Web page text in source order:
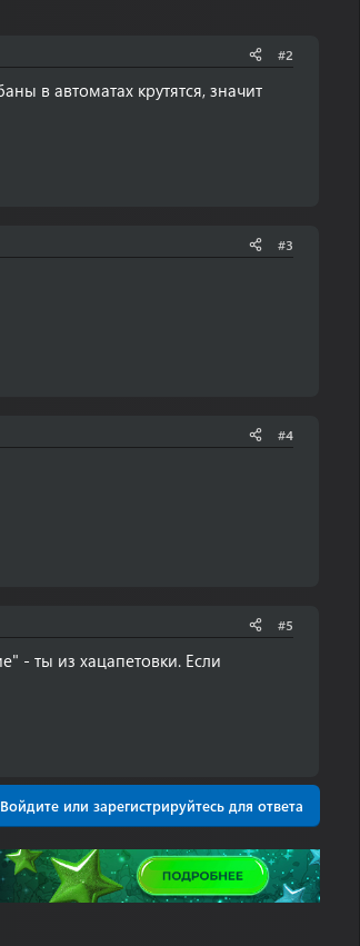
#2
в автоматах крутятся, значит
#3
#4
#5
- ты из хацапетовки. Если
Войдите или зарегистрируйтесь для ответа